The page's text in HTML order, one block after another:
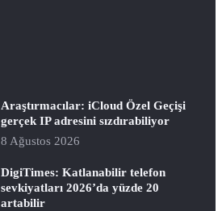
Araştırmacılar: iCloud Özel Geçişi
gerçek IP adresini sızdırabiliyor
8 Ağustos 2026
DigiTimes: Katlanabilir telefon
sevkiyatları 2026’da yüzde 20
artabilir